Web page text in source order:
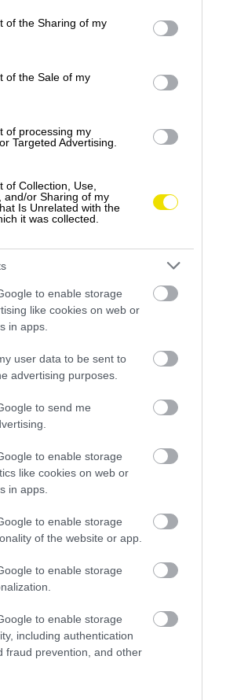
or usage behaviour. You may click to
to Google and its third-party tags to
specified purposes in below Google
of the Sharing of my
of the Sale of my
of processing my
Targeted Advertising.
of Collection, Use,
and/or Sharing of my
Is Unrelated with the
it was collected.
to enable storage
like cookies on web or
in apps.
user data to be sent to
advertising purposes.
to send me
to enable storage
like cookies on web or
in apps.
to enable storage
of the website or app.
to enable storage
to enable storage
including authentication
fraud prevention, and other
nasledujúceho dňa. V
vlaky z Benátok vychádzať o
metropoly dorazia o 11.00 h.
dvakrát týždenne od 5.
na benátsky karneval, ktorý
februára do 4. marca 2025.